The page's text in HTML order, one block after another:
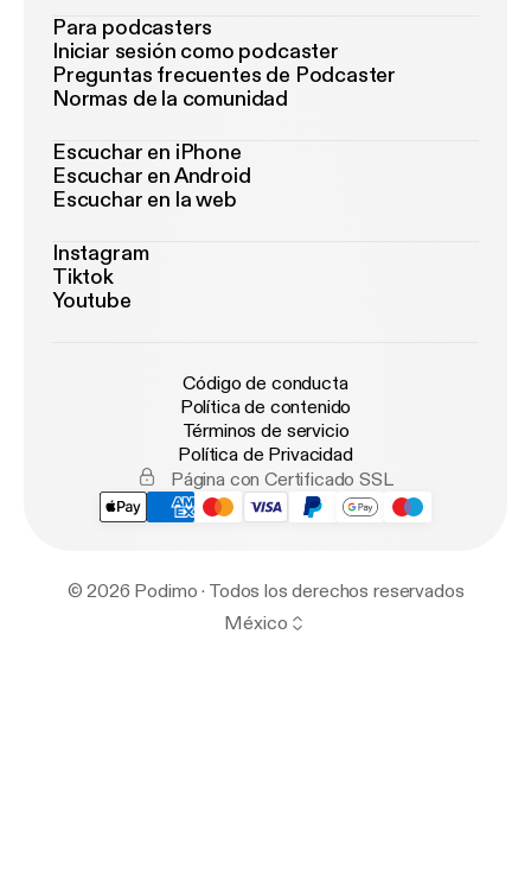
Para podcasters
Iniciar sesión como podcaster
Preguntas frecuentes de Podcaster
Normas de la comunidad
Escuchar en iPhone
Escuchar en Android
Escuchar en la web
Instagram
Tiktok
Youtube
Código de conducta
Política de contenido
Términos de servicio
Política de Privacidad
Página con Certificado SSL
© 2026 Podimo · Todos los derechos reservados
México